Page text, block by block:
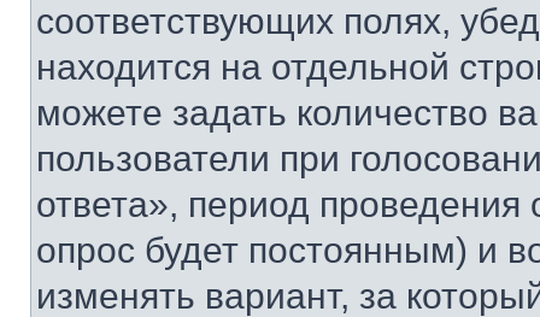
соответствующих полях,
находится на отдельной
можете задать количество
пользователи при
ответа», период проведения
опрос будет постоянным) и
изменять вариант, за